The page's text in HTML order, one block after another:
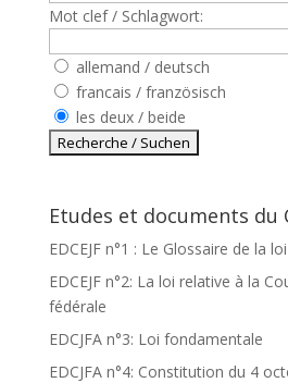
Mot clef / Schlagwort:
allemand / deutsch
francais / französisch
les deux / beide
Etudes et documents du
EDCEJF n°1 : Le Glossaire de la
EDCEJF n°2: La loi relative à la
fédérale
EDCJFA n°3: Loi fondamentale
EDCJFA n°4: Constitution du 4